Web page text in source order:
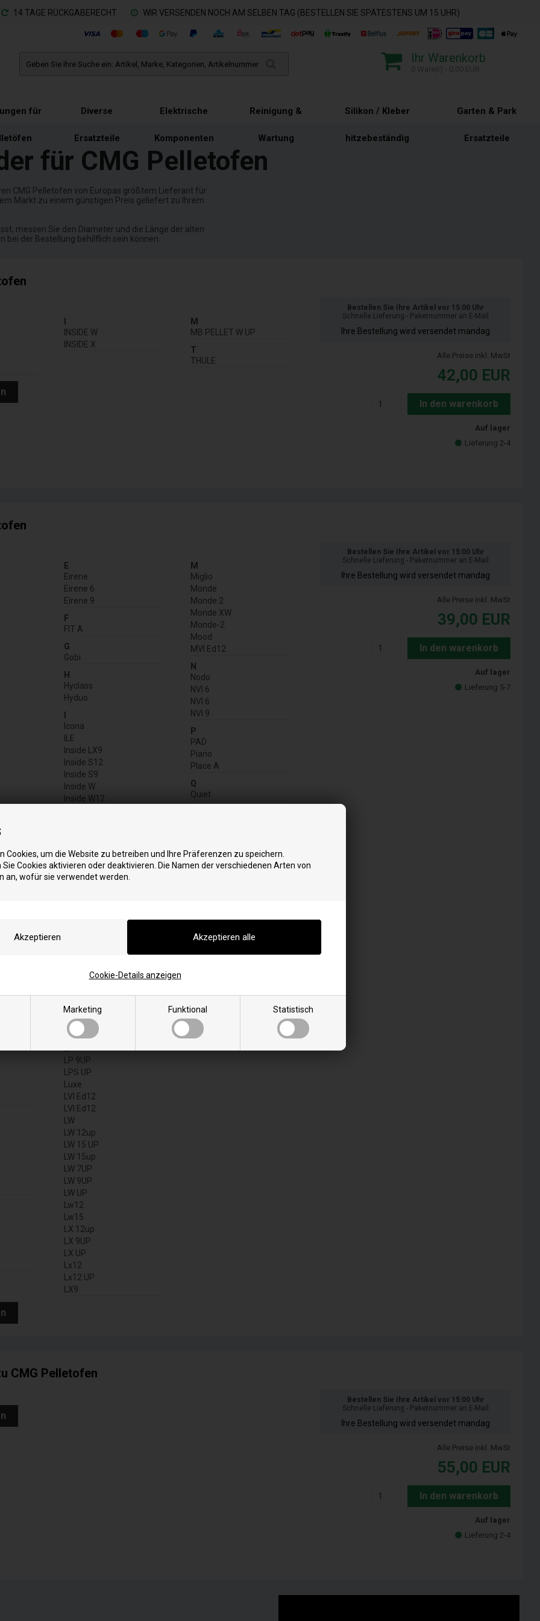
Cookies, um die Website zu betreiben und Ihre Präferenzen zu speichern.
Sie Cookies aktivieren oder deaktivieren. Die Namen der verschiedenen Arten von
an, wofür sie verwendet werden.
Marketing Funktional Statistisch
Cookie-Details anzeigen
14 TAGE RÜCKGABERECHT WIR VERSENDEN NOCH AM SELBEN TAG (BESTELLEN SIE SPÄTESTENS UM 15 UHR)
Ihr Warenkorb
für Diverse
Ersatzteile
Elektrische
Komponenten
Reinigung &
Wartung
Silikon / Kleber
hitzebeständig
Garten & Park
Ersatzteile
für CMG Pelletofen
CMG Pelletofen von Europas größtem Lieferant für
Markt zu einem günstigen Preis geliefert zu Ihrem
messen Sie den Diameter und die Länge der alten
bei der Bestellung behilflich sein können.
INSIDE W
INSIDE X
M
MB PELLET W UP
T
THULE
Bestellen Sie Ihre Artikel vor 15:00 Uhr
Schnelle Lieferung - Paketnummer an E-Mail
Ihre Bestellung wird versendet mandag
Alle Preise inkl. MwSt
42,00 EUR
In den warenkorb
Auf lager
Lieferung 2-4
E
Eirene
Eirene 6
Eirene 9
F
FIT A
G
Gobi
H
Hyclass
Hyduo
Icona
ILE
Inside LX9
Inside S12
Inside S9
Inside W
Inside W12
Inside X9
J
Lorette
LP 6
LP 6UP
LP 9UP
LPS UP
Luxe
LVI Ed12
LVI Ed12
LW
LW 12up
LW 15 UP
LW 15up
LW 7UP
LW 9UP
LW UP
Lw12
Lw15
LX 12up
LX 9UP
LX UP
Lx12
Lx12 UP
LX9
M
Miglio
Monde
Monde 2
Monde XW
Monde-2
Mood
MVI Ed12
N
Nodo
NVI 6
NVI 6
NVI 9
P
PAD
Piano
Place A
Q
Quiet
S
Thule 9
Bestellen Sie Ihre Artikel vor 15:00 Uhr
Schnelle Lieferung - Paketnummer an E-Mail
Ihre Bestellung wird versendet mandag
Alle Preise inkl. MwSt
39,00 EUR
In den warenkorb
Auf lager
Lieferung 5-7
CMG Pelletofen
Bestellen Sie Ihre Artikel vor 15:00 Uhr
Schnelle Lieferung - Paketnummer an E-Mail
Ihre Bestellung wird versendet mandag
Alle Preise inkl. MwSt
55,00 EUR
In den warenkorb
Auf lager
Lieferung 2-4